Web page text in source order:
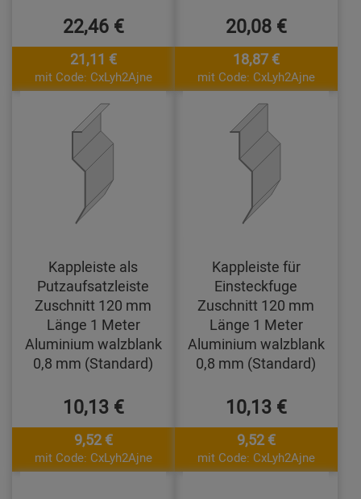
22,46 €
21,11 €
mit Code: CxLyh2Ajne
20,08 €
18,87 €
mit Code: CxLyh2Ajne
Kappleiste als
Putzaufsatzleiste
Zuschnitt 120 mm
Länge 1 Meter
Aluminium walzblank
0,8 mm (Standard)
10,13 €
9,52 €
mit Code: CxLyh2Ajne
Kappleiste für
Einsteckfuge
Zuschnitt 120 mm
Länge 1 Meter
Aluminium walzblank
0,8 mm (Standard)
10,13 €
9,52 €
mit Code: CxLyh2Ajne